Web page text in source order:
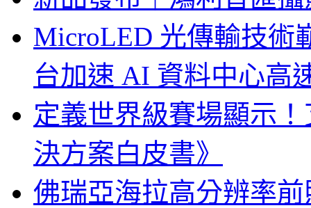
MicroLED 光傳輸技術
台加速 AI 資料中心高
定義世界級賽場顯示
決方案白皮書》
佛瑞亞海拉高分辨率